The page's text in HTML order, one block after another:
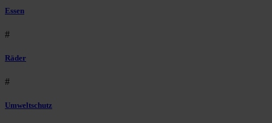
Essen
#
Räder
#
Umweltschutz